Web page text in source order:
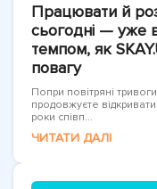
Працювати й
сьогодні — уже
темпом, як
повагу
Попри повітряні
продовжуєте
роки співп...
ЧИТАТИ ДАЛІ